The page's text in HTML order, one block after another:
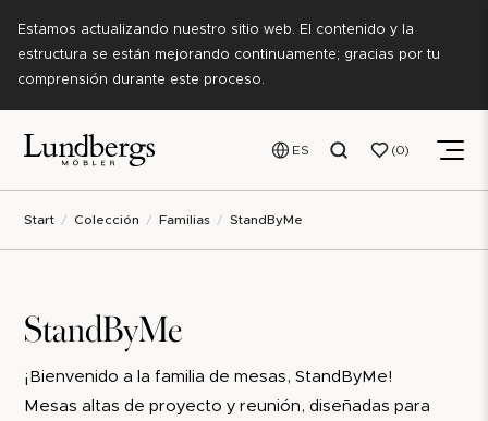
Estamos actualizando nuestro sitio web. El contenido y la
estructura se están mejorando continuamente; gracias por tu
comprensión durante este proceso.
ES 0
Start Colección Familias StandByMe
StandByMe
¡Bienvenido a la familia de mesas, StandByMe!
Mesas altas de proyecto y reunión, diseñadas para